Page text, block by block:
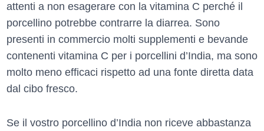
attenti a non esagerare con la vitamina C perché il
porcellino potrebbe contrarre la diarrea. Sono
presenti in commercio molti supplementi e bevande
contenenti vitamina C per i porcellini d’India, ma sono
molto meno efficaci rispetto ad una fonte diretta data
dal cibo fresco.
Se il vostro porcellino d’India non riceve abbastanza